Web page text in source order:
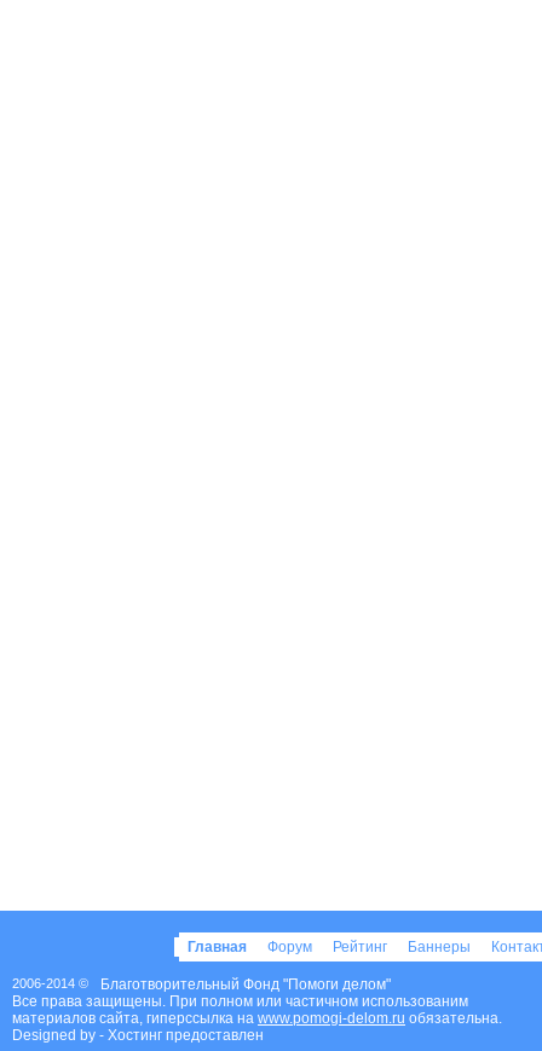
Главная Форум Рейтинг Баннеры
2006-2014 ©
Благотворительный Фонд "Помоги делом"
Все права защищены. При полном или частичном использованим
материалов сайта, гиперссылка на www.pomogi-delom.ru обязательна.
Designed by - Хостинг предоставлен